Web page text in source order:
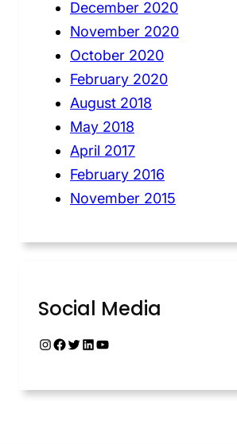
December 2020
November 2020
October 2020
February 2020
August 2018
May 2018
April 2017
February 2016
November 2015
Social Media